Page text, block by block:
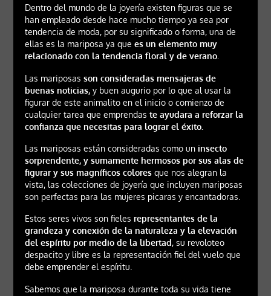
Dentro del mundo de la joyería existen figuras que se
han empleado desde hace mucho tiempo ya sea por
tendencia de moda, por su significado o forma, una de
ellas es la mariposa ya que es un elemento muy
relacionado con la tendencia floral y de verano.
Las mariposas son consideradas mensajeras de
buenas noticias,y buen augurio por lo que al usar la
figurar de este animalito en el inicio o comienzo de
cualquier tarea que emprendas te ayudara a reforzar la
confianza que necesitas para lograr el éxito.
Las mariposas están consideradas como un insecto
sorprendente, y sumamente hermosos por sus alas de
figurar y sus magníficos coloresque nos alegran la
vista, las colecciones de joyería que incluyen mariposas
son perfectas para las mujeres picaras y encantadoras.
Estos seres vivos son fieles representantes de la
grandeza y conexión de la naturaleza y la elevación
del espíritu por medio de la libertad, su revoloteo
despacito y libre es la representación fiel del vuelo que
debe emprender el espíritu.
Sabemos que la mariposa durante toda su vida tiene